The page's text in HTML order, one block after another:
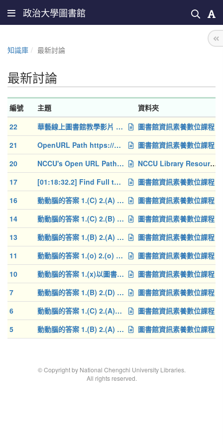
政治大學圖書館
知識庫 最新討論
最新討論
編號 主題
資料夾
22
華藝線上圖書館教學影片 CNKI教學影片
圖書館資訊素養數位課程
21
OpenURL Path https://nccu.primo.exlibrisgroup.com/openurl/886
圖書館資訊素養數位課程
20
NCCU's Open URL Path: [57:08.1] https://nccu.primo.exlibrisgro
NCCU Library Resources Guide
17
[01:18:32.2] Find Full text OpenURL Path: https://nccu.primo.
圖書館資訊素養數位課程
16
動動腦的答案 1.(C) 2.(A) 3.(A)
圖書館資訊素養數位課程
14
動動腦的答案 1.(C) 2.(B) 3.(D)
圖書館資訊素養數位課程
13
動動腦的答案 1.(B) 2.(A) 3.(A)
圖書館資訊素養數位課程
11
動動腦的答案 1.(o) 2.(o) 3.(o)
圖書館資訊素養數位課程
10
動動腦的答案 1.(x)以圖書中的"章節名稱"不一定能在館藏目錄中查到，請以"書名"進行查詢 2.(o) 3.(o)
圖書館資訊素養數位課程
7
動動腦的答案 1.(B) 2.(D) 3.(B)
圖書館資訊素養數位課程
6
動動腦的答案 1.(C) 2.(A)通常被引用次數較高的文章較具有影響力，可以優先閱讀 3.(A)可以用此方法找到某研究主
圖書館資訊素養數位課程
5
動動腦的答案 1.(B) 2.(A) 3.(C) 圖書館資訊素養數位課程
© Copyright by National Chengchi University Libraries.
All rights reserved.